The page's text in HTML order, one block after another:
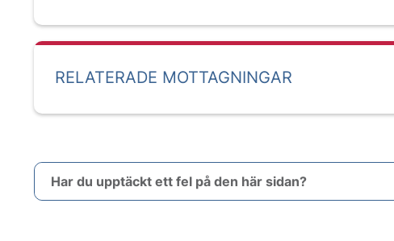
RELATERADE MOTTAGNINGAR
Har du upptäckt ett fel på den här sidan?